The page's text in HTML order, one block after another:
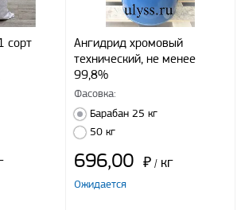
сорт
Ангидрид хромовый
технический, не менее
99,8%
Фасовка:
Барабан 25 кг
50 кг
696,00 ₽ / кг
Ожидается